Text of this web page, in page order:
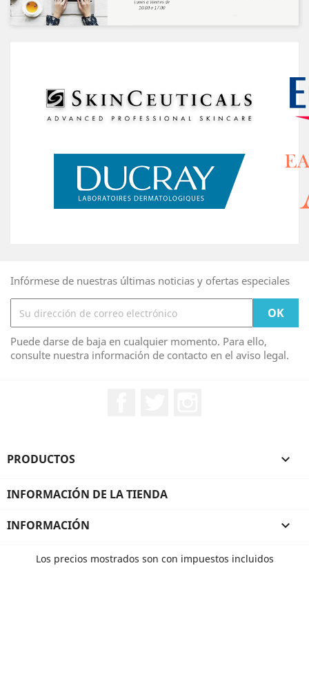
Infórmese de nuestras últimas noticias y ofertas especiales
Puede darse de baja en cualquier momento. Para ello,
consulte nuestra información de contacto en el aviso legal.
PRODUCTOS 
INFORMACIÓN DE LA TIENDA
INFORMACIÓN 
Los precios mostrados son con impuestos incluidos